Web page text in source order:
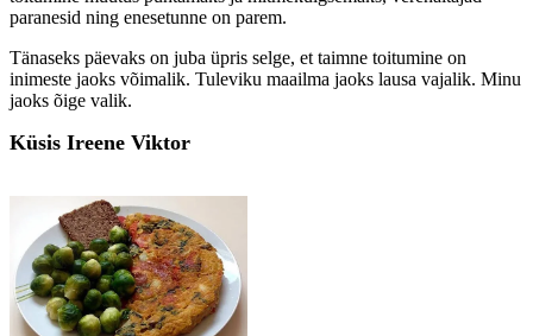
paranesid ning enesetunne on parem.
Tänaseks päevaks on juba üpris selge, et taimne toitumine on
inimeste jaoks võimalik. Tuleviku maailma jaoks lausa vajalik. Minu
jaoks õige valik.
Küsis Ireene Viktor